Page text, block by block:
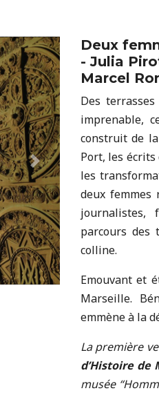
Suivant
Deux
- Julia
Marcel
Des
imprenable,
construit de
Port, les
les
deux femmes
journalistes,
parcours des
colline.
Emouvant et
Marseille.
emmène à la
La première
d’Histoire de
musée